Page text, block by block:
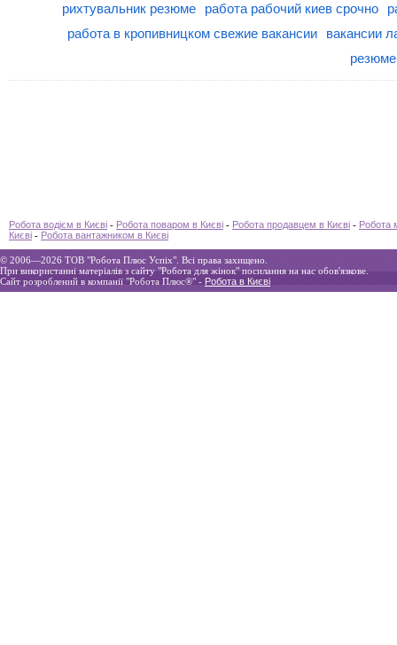
рихтувальник резюме работа рабочий киев срочно
работа в кропивницком свежие вакансии
вакансии
Робота водієм в Києві - Робота поваром в Києві - Робота продавцем в Києві - Робота
Києві - Робота вантажником в Києві
© 2006—2026 ТOВ "Робота Плюс Успіх". Всі права захищено.
При використанні матеріалів з сайту "Робота для жінок" посилання на нас обов'язкове.
Сайт розроблений в компанії "Робота Плюс®" - Робота в Києві